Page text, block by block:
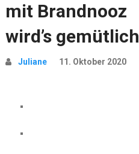
mit Brandnooz
wird’s gemütlich
Juliane 11. Oktober 2020